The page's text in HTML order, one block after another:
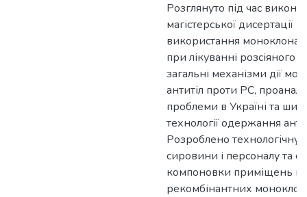
Розглянуто під час
магістерської дисертації
використання
при лікуванні розсіяного
загальні механізми дії
антитіл проти РС,
проблеми в Україні та
технології одержання
Розроблено технологічну,
сировини і персоналу та
компоновки приміщень
рекомбінантних